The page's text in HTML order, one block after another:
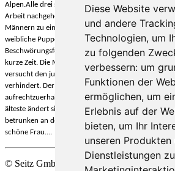
Diese Website
und andere
Technologien, um
zu folgenden
verbessern: um
Funktionen der
ermöglichen, um
Erlebnis auf der
bieten, um Ihr
unseren Produkten
Dienstleistungen
Alpen.Alle drei sind schlichte Gemüter, die zunächst
Arbeit nachgehen.
Männern zu einer Art
Koller. Das führt dazu , dass
weibliche Puppe baut, um einen Fetisch zu haben.
Beschwörungsformel spricht, erwacht ein Tuch zum
kurze Zeit. Die Männer tun dies als Sinnestäuschung
versucht den jungen Mann sexuell zu belästigen,
verhindert. Der älteste der Männer versucht, Sitte
aufrechtzuerhalten, er beschützt den jungen und er
älteste ändert sich im Laufe der Zeit. Als die beiden
betrunken an der Puppe vergehen, verwandelt sich
schöne Frau….
© Seitz GmbH Filmproduktion